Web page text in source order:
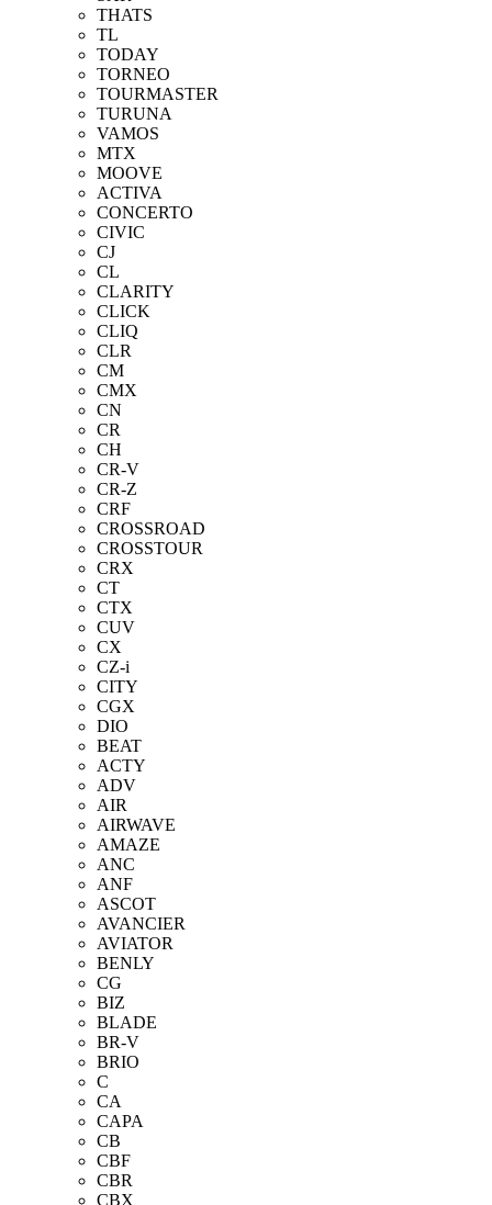
THATS
TL
TODAY
TORNEO
TOURMASTER
TURUNA
VAMOS
MTX
MOOVE
ACTIVA
CONCERTO
CIVIC
CJ
CL
CLARITY
CLICK
CLIQ
CLR
CM
CMX
CN
CR
CH
CR-V
CR-Z
CRF
CROSSROAD
CROSSTOUR
CRX
CT
CTX
CUV
CX
CZ-i
CITY
CGX
DIO
BEAT
ACTY
ADV
AIR
AIRWAVE
AMAZE
ANC
ANF
ASCOT
AVANCIER
AVIATOR
BENLY
CG
BIZ
BLADE
BR-V
BRIO
C
CA
CAPA
CB
CBF
CBR
CBX